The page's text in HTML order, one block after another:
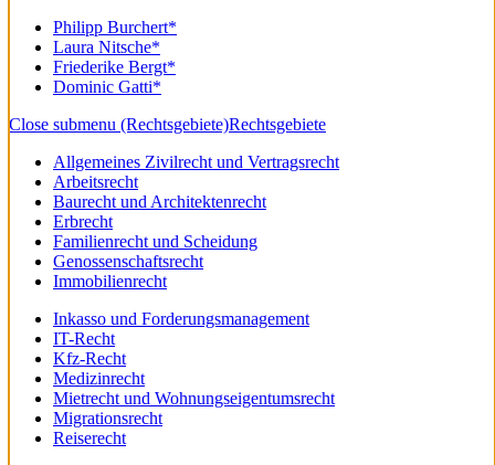
Philipp Burchert*
Laura Nitsche*
Friederike Bergt*
Dominic Gatti*
Close submenu (Rechtsgebiete)Rechtsgebiete
Allgemeines Zivilrecht und Vertragsrecht
Arbeitsrecht
Baurecht und Architektenrecht
Erbrecht
Familienrecht und Scheidung
Genossenschaftsrecht
Immobilienrecht
Inkasso und Forderungsmanagement
IT-Recht
Kfz-Recht
Medizinrecht
Mietrecht und Wohnungseigentumsrecht
Migrationsrecht
Reiserecht